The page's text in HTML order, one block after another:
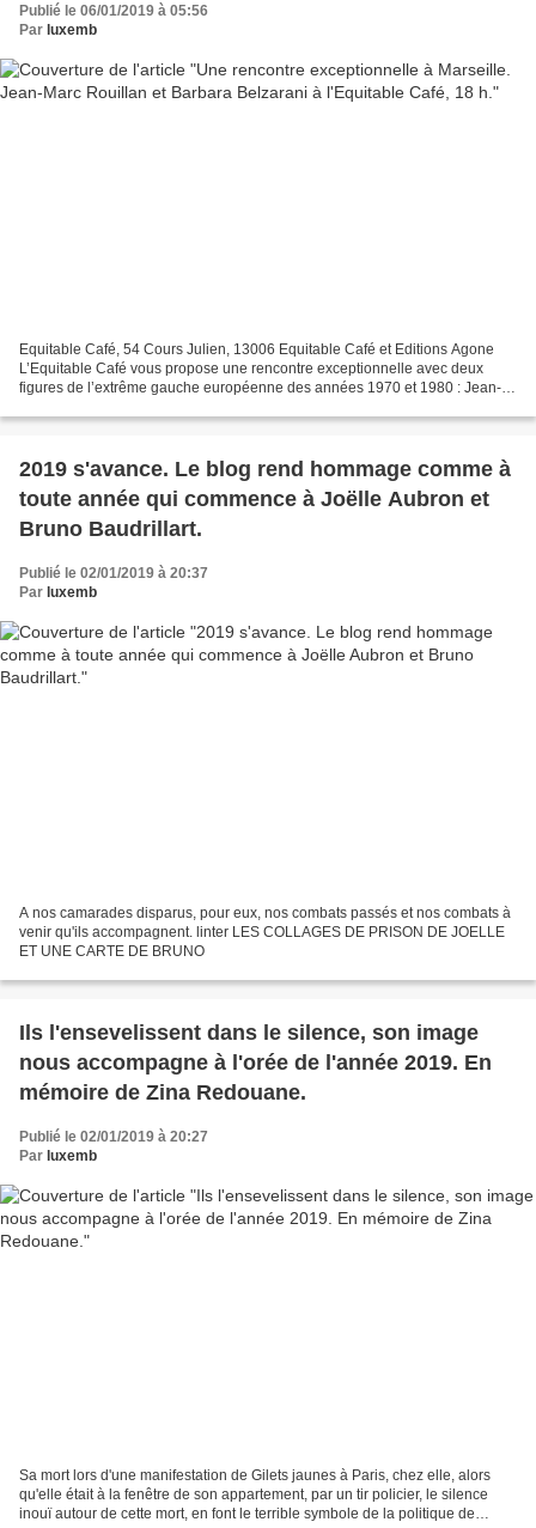
Publié le 06/01/2019 à 05:56
Par luxemb
Equitable Café, 54 Cours Julien, 13006 Equitable Café et Editions Agone
L’Equitable Café vous propose une rencontre exceptionnelle avec deux
figures de l’extrême gauche européenne des années 1970 et 1980 : Jean-
2019 s'avance. Le blog rend hommage comme à
toute année qui commence à Joëlle Aubron et
Bruno Baudrillart.
Publié le 02/01/2019 à 20:37
Par luxemb
A nos camarades disparus, pour eux, nos combats passés et nos combats à
venir qu'ils accompagnent. linter LES COLLAGES DE PRISON DE JOELLE
ET UNE CARTE DE BRUNO
Ils l'ensevelissent dans le silence, son image
nous accompagne à l'orée de l'année 2019. En
mémoire de Zina Redouane.
Publié le 02/01/2019 à 20:27
Par luxemb
Sa mort lors d'une manifestation de Gilets jaunes à Paris, chez elle, alors
qu'elle était à la fenêtre de son appartement, par un tir policier, le silence
inouï autour de cette mort, en font le terrible symbole de la politique de